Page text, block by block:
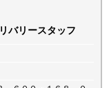
バリースタッフ